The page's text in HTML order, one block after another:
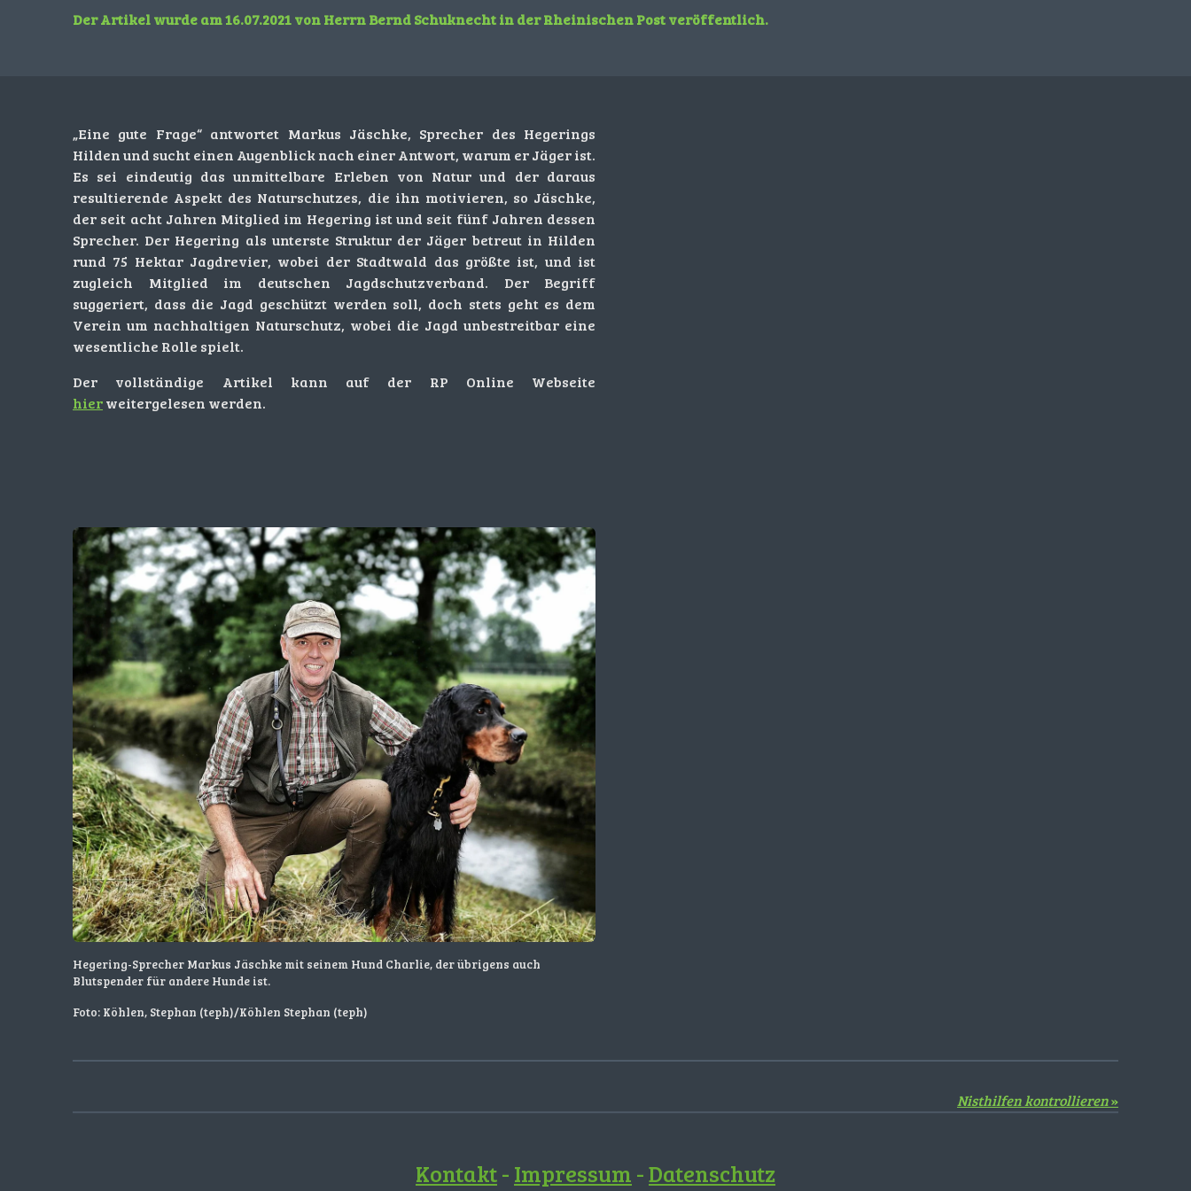
Der Artikel wurde am 16.07.2021 von Herrn Bernd Schuknecht in der Rheinischen Post veröffentlich.
„Eine gute Frage“ antwortet Markus Jäschke, Sprecher des Hegerings
Hildenund sucht einen Augenblick nach einer Antwort, warum er Jäger ist.
Es sei eindeutig das unmittelbare Erleben von Natur und der daraus
resultierende Aspekt des Naturschutzes, die ihn motivieren, so Jäschke,
der seit acht Jahren Mitglied im Hegering ist und seit fünf Jahren dessen
Sprecher. Der Hegering als unterste Struktur der Jäger betreut in Hilden
rund 75 Hektar Jagdrevier, wobei der Stadtwald das größte ist, und ist
zugleich Mitglied im deutschen Jagdschutzverband. Der Begriff
suggeriert, dass die Jagd geschützt werden soll, doch stets geht es dem
Verein um nachhaltigen Naturschutz, wobei die Jagd unbestreitbar eine
wesentliche Rolle spielt.
Der vollständige Artikel kann auf der RP Online Webseite
hierweitergelesen werden.
Hegering-Sprecher Markus Jäschke mit seinem Hund Charlie, der übrigens auch
Blutspender für andere Hunde ist.
Foto: Köhlen, Stephan (teph)/Köhlen Stephan (teph)
Nisthilfen kontrollieren»
Kontakt- Impressum -Datenschutz